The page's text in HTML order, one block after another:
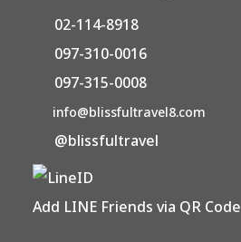
02-114-8918
097-310-0016
097-315-0008
info@blissfultravel8.com
@blissfultravel
Add LINE Friends via QR Code